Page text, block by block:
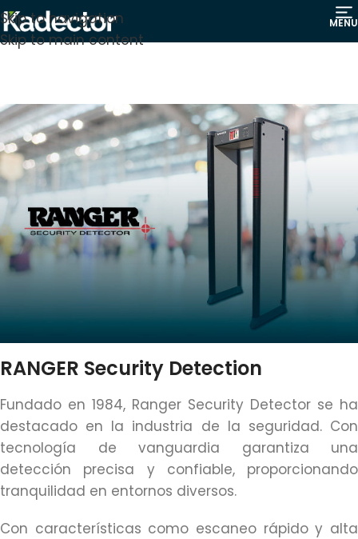
Skip to navigation
Skip to main content
MENU
RANGER Security Detection
Fundado en 1984, Ranger Security Detector se ha
destacado en la industria de la seguridad. Con
tecnología de vanguardia garantiza una
detección precisa y confiable, proporcionando
tranquilidad en entornos diversos.
Con características como escaneo rápido y alta